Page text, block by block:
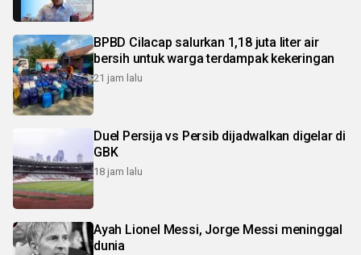
BPBD Cilacap salurkan 1,18 juta liter air
bersih untuk warga terdampak kekeringan
21 jam lalu
Duel Persija vs Persib dijadwalkan digelar di
GBK
18 jam lalu
Ayah Lionel Messi, Jorge Messi meninggal
dunia